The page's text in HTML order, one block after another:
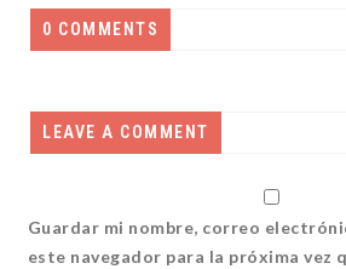
0 COMMENTS
LEAVE A COMMENT
Guardar mi nombre, correo
este navegador para la próxima vez